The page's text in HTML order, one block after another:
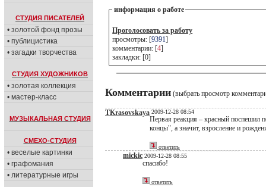
СТУДИЯ ПИСАТЕЛЕЙ
• золотой фонд прозы
• публицистика
• загадки творчества
СТУДИЯ ХУДОЖНИКОВ
• золотая коллекция
• мастер-класс
МУЗЫКАЛЬНАЯ СТУДИЯ
СМЕХО-СТУДИЯ
• веселые картинки
• графомания
• литературные игры
информация о работе
Проголосовать за работу
просмотры: [9391]
комментарии: [4]
закладки: [0]
Комментарии (выбрать просмотр
TKrasovskaya 2009-12-28 08:54
Первая реакция – красный поспешил
концы", а значит, взросление и
ответить
mickic 2009-12-28 08:55
спасибо!
ответить